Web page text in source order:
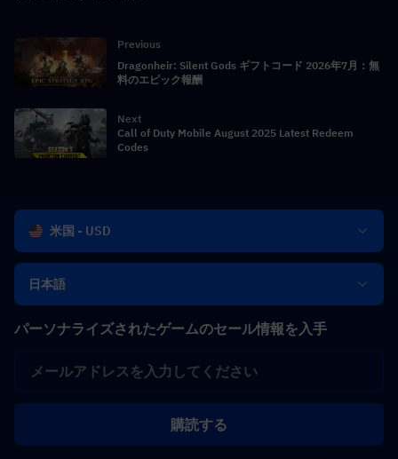
Previous
Dragonheir: Silent Gods ギフトコード 2026年7月：無
料のエピック報酬
Next
Call of Duty Mobile August 2025 Latest Redeem
Codes
米国 - USD
日本語
パーソナライズされたゲームのセール情報を入手
購読する